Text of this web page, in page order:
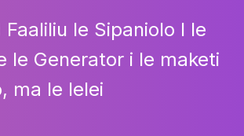
Faaliliu le Sipaniolo I le
le Generator i le maketi
ma le lelei